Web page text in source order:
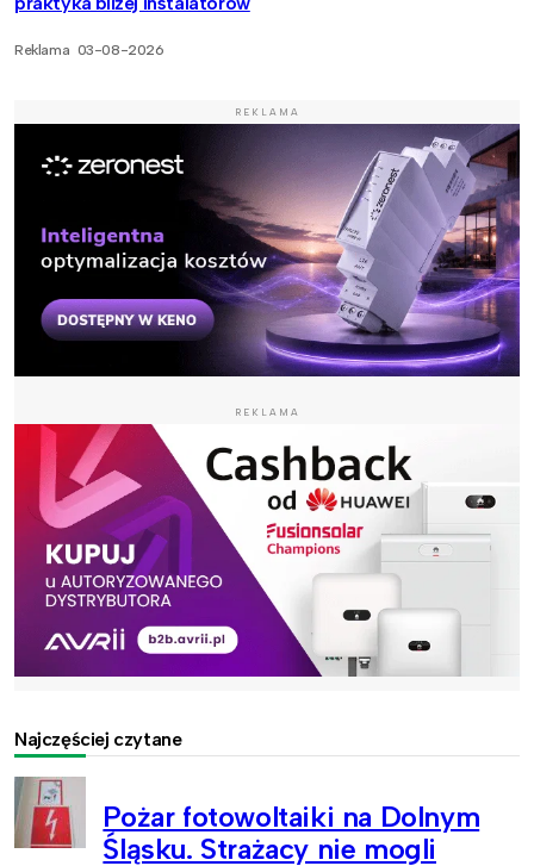
Reklama 03-08-2026
REKLAMA
REKLAMA
Najczęściej czytane
Pożar fotowoltaiki na Dolnym
Śląsku. Strażacy nie mogli